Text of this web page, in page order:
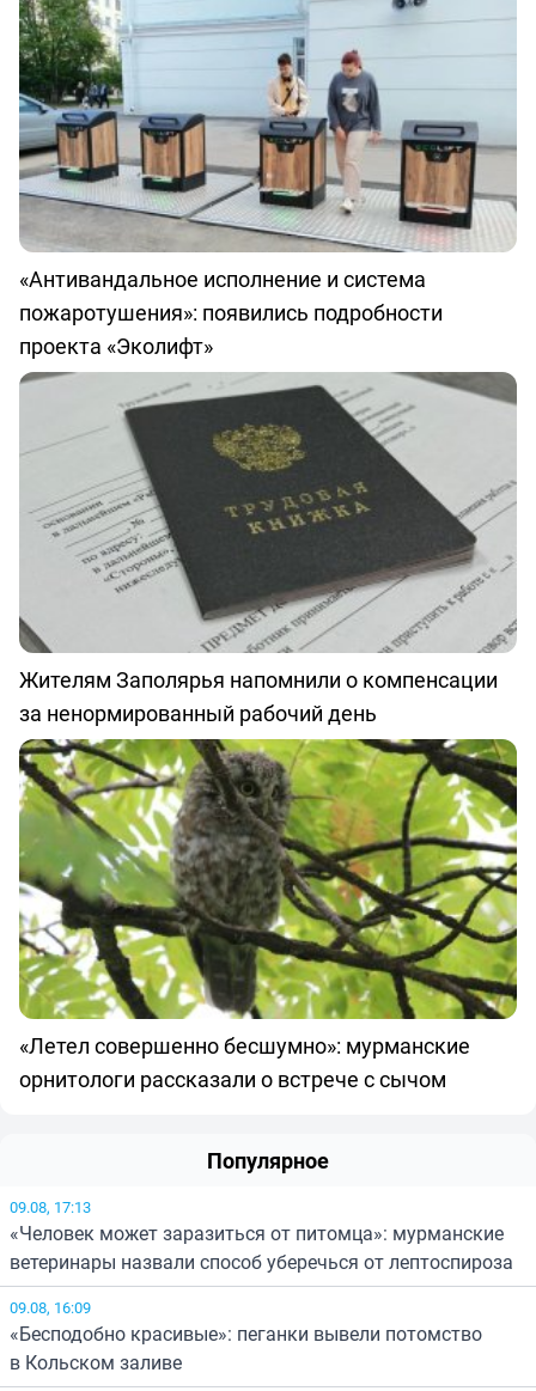
«Антивандальное исполнение и система
пожаротушения»: появились подробности
проекта «Эколифт»
Жителям Заполярья напомнили о компенсации
за ненормированный рабочий день
«Летел совершенно бесшумно»: мурманские
орнитологи рассказали о встрече с сычом
Популярное
09.08, 17:13
«Человек может заразиться от питомца»: мурманские
ветеринары назвали способ уберечься от лептоспироза
09.08, 16:09
«Бесподобно красивые»: пеганки вывели потомство
в Кольском заливе